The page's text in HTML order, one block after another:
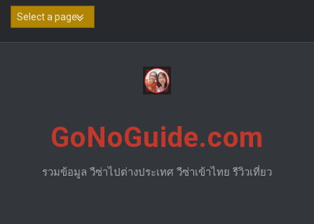
Skip
GoNoGuide.com
รวมข้อมูล วีซ่าไปต่างประเทศ วีซ่าเข้าไทย รีวิวเที่ยว